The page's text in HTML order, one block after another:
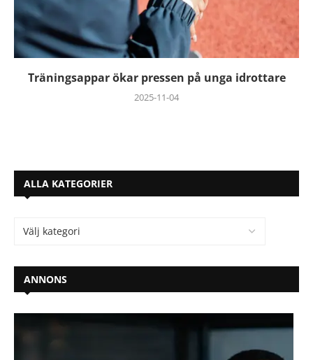
Träningsappar ökar pressen på unga idrottare
2025-11-04
ALLA KATEGORIER
ANNONS